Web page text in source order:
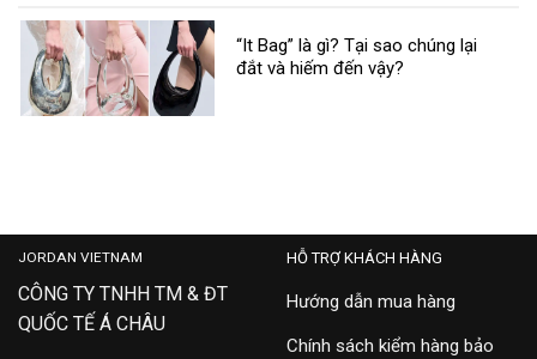
“It Bag” là gì? Tại sao chúng lại
đắt và hiếm đến vậy?
JORDAN VIETNAM
CÔNG TY TNHH TM & ĐT
QUỐC TẾ Á CHÂU
HỖ TRỢ KHÁCH HÀNG
Hướng dẫn mua hàng
Chính sách kiểm hàng bảo